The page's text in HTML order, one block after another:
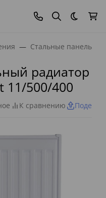
Темная
Стальные
радиатор
11/500/400
К сравнению